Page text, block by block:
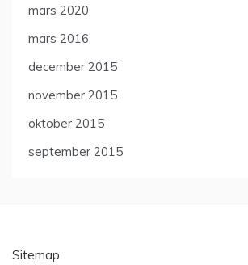
mars 2020
mars 2016
december 2015
november 2015
oktober 2015
september 2015
Sitemap